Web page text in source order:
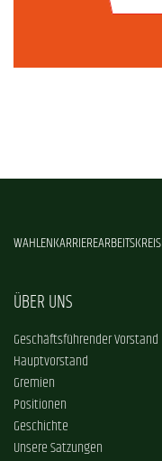
WAHLENKARRIERE
ÜBER UNS
Geschäftsführender Vorstand
Hauptvorstand
Gremien
Positionen
Geschichte
Unsere Satzungen